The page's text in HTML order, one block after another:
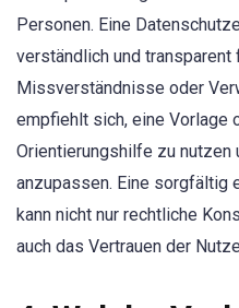
Personen. Eine
verständlich und transparent
Missverständnisse oder
empfiehlt sich, eine Vorlage
Orientierungshilfe zu
anzupassen. Eine sorgfältig
kann nicht nur rechtliche
auch das Vertrauen der